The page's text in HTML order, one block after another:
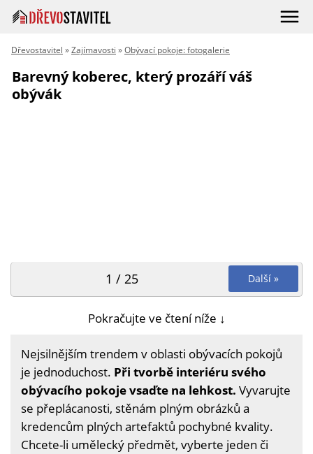
Dřevostavitel »Zajímavosti »Obývací pokoje: fotogalerie
Barevný koberec, který prozáří váš
obývák
Další »
1 / 25
Pokračujte ve čtení níže ↓
Nejsilnějším trendem v oblasti obývacích pokojů
je jednoduchost. Při tvorbě interiéru svého
obývacího pokoje vsaďte na lehkost. Vyvarujte
se přeplácanosti, stěnám plným obrázků a
kredencům plných artefaktů pochybné kvality.
Chcete-li umělecký předmět, vyberte jeden či